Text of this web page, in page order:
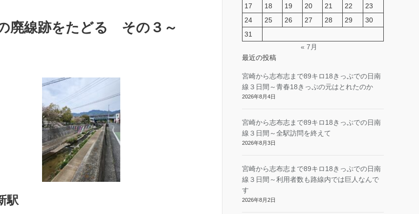
廃線跡をたどる その３～
駅
17 18 19 20 21 22
23
24
25 26 27 28 29
30
31
« 7月
最近の投稿
宮崎から志布志まで89キロ18きっぷでの日南
線３日間～青春18きっぷの元はとれたのか
2026年8月4日
宮崎から志布志まで89キロ18きっぷでの日南
線３日間～全駅訪問を終えて
2026年8月3日
宮崎から志布志まで89キロ18きっぷでの日南
線３日間～利用者数も路線内では巨人なんで
す
2026年8月2日